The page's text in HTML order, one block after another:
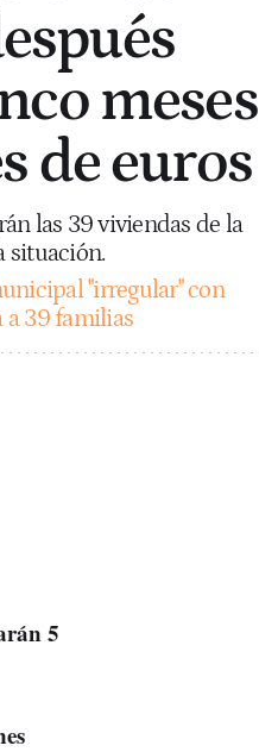
meses
de euros
las 39 viviendas de la
situación.
"irregular" con
a 39 familias
5